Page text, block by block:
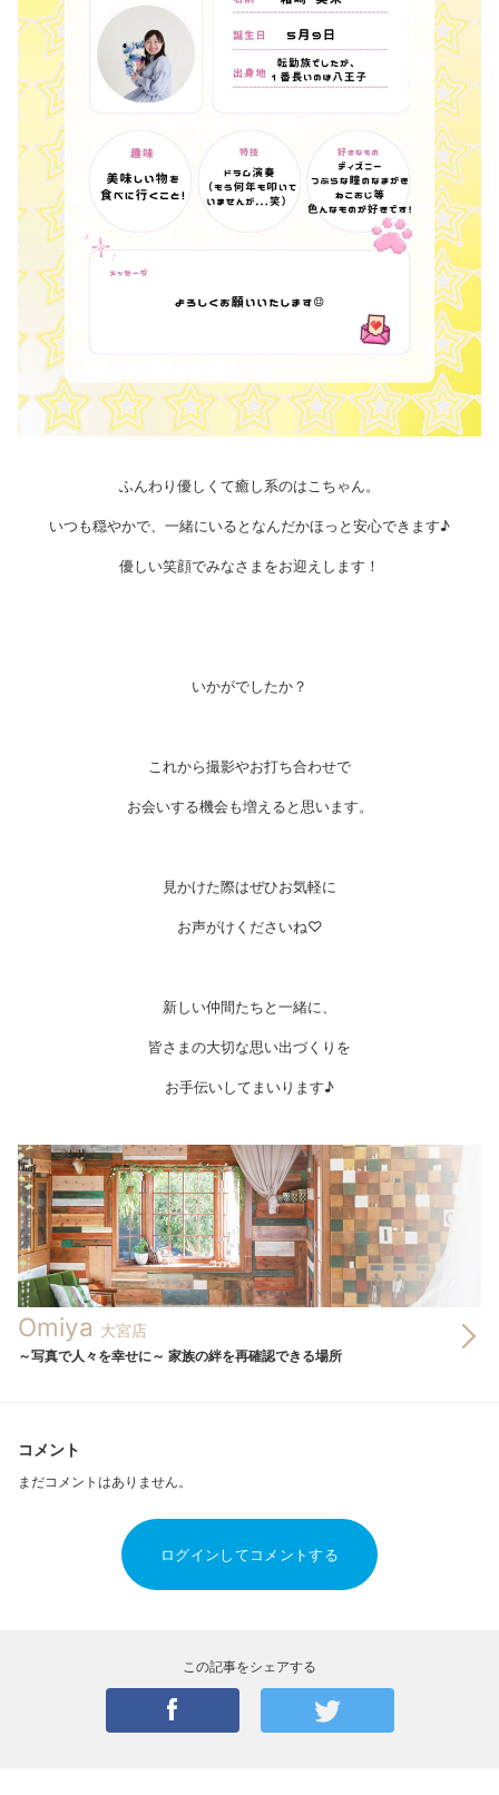
ふんわり優しくて癒し系のはこちゃん。
いつも穏やかで、一緒にいるとなんだかほっと安心できます♪
優しい笑顔でみなさまをお迎えします！
いかがでしたか？
これから撮影やお打ち合わせで
お会いする機会も増えると思います。
見かけた際はぜひお気軽に
お声がけくださいね♡
新しい仲間たちと一緒に、
皆さまの大切な思い出づくりを
お手伝いしてまいります♪
Omiya 大宮店
～写真で人々を幸せに～ 家族の絆を再確認できる場所
コメント
まだコメントはありません。
ログインしてコメントする
この記事をシェアする